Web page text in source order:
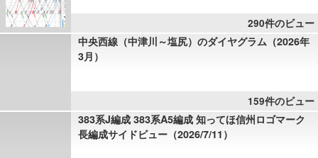
290件のビュー
中央西線（中津川～塩尻）のダイヤグラム（2026年
3月）
159件のビュー
383系J編成 383系A5編成 知ってほ信州ロゴマーク
長編成サイドビュー（2026/7/11）